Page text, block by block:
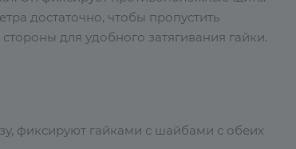
достаточно, чтобы пропустить
для удобного затягивания гайки.
фиксируют гайками с шайбами с обеих